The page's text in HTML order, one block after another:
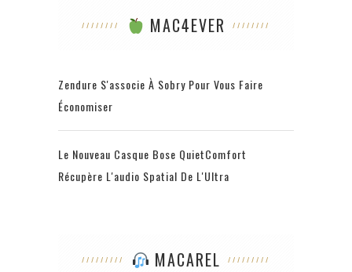
MAC4EVER
Zendure S'associe À Sobry Pour Vous Faire
Économiser
Le Nouveau Casque Bose QuietComfort
Récupère L'audio Spatial De L'Ultra
MACAREL